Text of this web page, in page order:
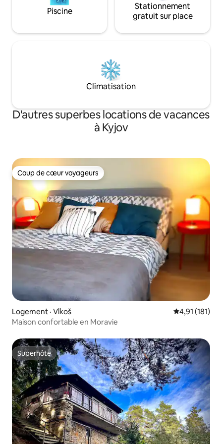
Piscine
Stationnement
gratuit sur place
Climatisation
D'autres superbes locations de vacances
à Kyjov
Coup de cœur voyageurs
Coup de cœur voyageurs
Logement · Vlkoš Note
4,91 (181)
Maison confortable en Moravie
Superhôte
Superhôte